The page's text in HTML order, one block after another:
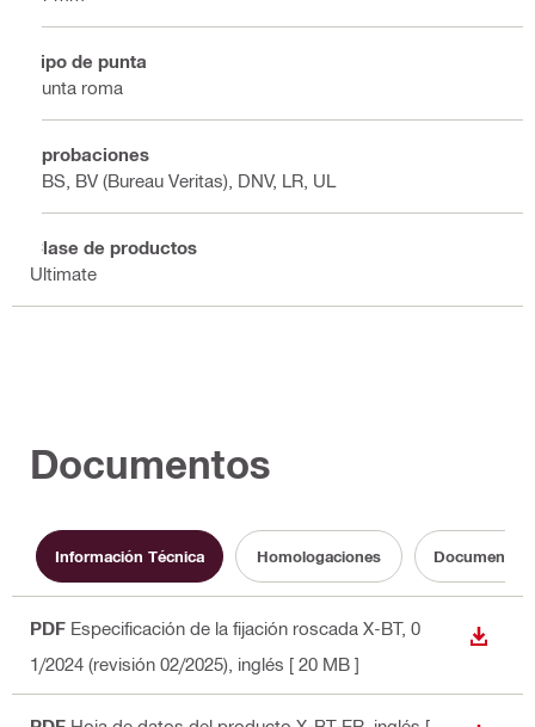
Tipo de punta
Punta roma
Aprobaciones
ABS, BV (Bureau Veritas), DNV, LR, UL
Clase de productos
Ultimate
Documentos
Información Técnica Homologaciones Documentos
PDF Especificación de la fijación roscada X-BT, 0
1/2024 (revisión 02/2025) , inglés [ 20 MB ]